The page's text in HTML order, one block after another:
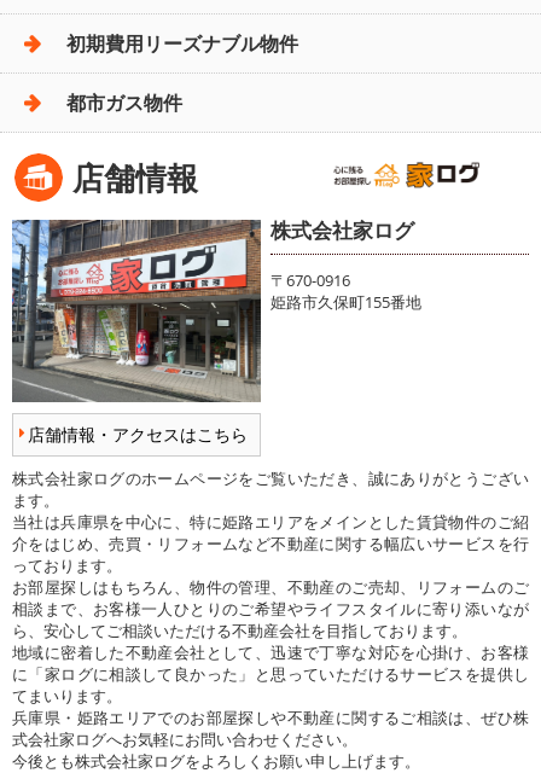
初期費用リーズナブル物件
都市ガス物件
店舗情報
店舗情報・アクセスはこちら
株式会社家ログ
〒670-0916
姫路市久保町155番地
株式会社家ログのホームページをご覧いただき、誠にありがとうござい
ます。
当社は兵庫県を中心に、特に姫路エリアをメインとした賃貸物件のご紹
介をはじめ、売買・リフォームなど不動産に関する幅広いサービスを行
っております。
お部屋探しはもちろん、物件の管理、不動産のご売却、リフォームのご
相談まで、お客様一人ひとりのご希望やライフスタイルに寄り添いなが
ら、安心してご相談いただける不動産会社を目指しております。
地域に密着した不動産会社として、迅速で丁寧な対応を心掛け、お客様
に「家ログに相談して良かった」と思っていただけるサービスを提供し
てまいります。
兵庫県・姫路エリアでのお部屋探しや不動産に関するご相談は、ぜひ株
式会社家ログへお気軽にお問い合わせください。
今後とも株式会社家ログをよろしくお願い申し上げます。